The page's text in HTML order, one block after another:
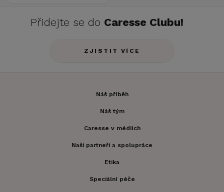
Přidejte se do Caresse Clubu!
ZJISTIT VÍCE
Náš příběh
Náš tým
Caresse v médiích
Naši partneři a spolupráce
Etika
Speciální péče